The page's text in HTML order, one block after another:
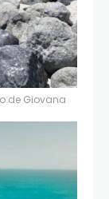
de Giovana